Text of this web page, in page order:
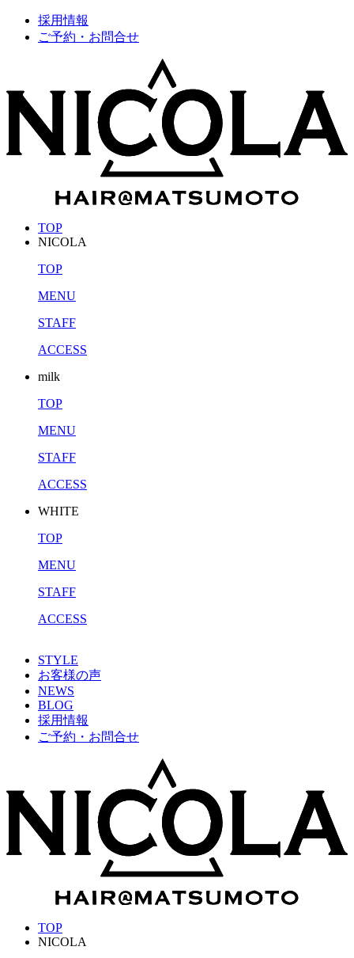
採用情報
ご予約・お問合せ
TOP
NICOLA
TOP
MENU
STAFF
ACCESS
milk
TOP
MENU
STAFF
ACCESS
WHITE
TOP
MENU
STAFF
ACCESS
STYLE
お客様の声
NEWS
BLOG
採用情報
ご予約・お問合せ
TOP
NICOLA